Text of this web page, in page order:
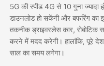
5G की स्पीड 4G से 10 गुना
डाउनलोड हो सकेंगी और बफरिंग का
तकनीक ड्राइवरलेस कार, रोबोटिक
करने में मदद करेगी। हालांकि, पूरे
साल का समय लगेगा।